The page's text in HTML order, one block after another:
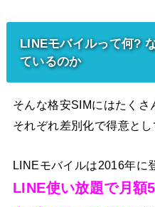
LINEモバイルって何?
ているのか
そんな格安SIMにはたくさ
それぞれ差別化で得意と
LINEモバイルは2016年に
LINE使い放題で月額